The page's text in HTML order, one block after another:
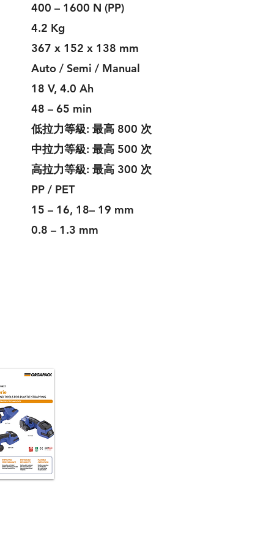
400 – 1600 N (PP)
4.2 Kg
367 x 152 x 138 mm
Auto / Semi / Manual
18 V, 4.0 Ah
48 – 65 min
低拉力等級: 最高 800 次
中拉力等級: 最高 500 次
高拉力等級: 最高 300 次
PP / PET
15 – 16, 18– 19 mm
0.8 – 1.3 mm